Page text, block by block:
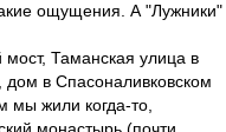
ощущения. А "Лужники"
Таманская улица в
в Спасоналивковском
мы жили когда-то,